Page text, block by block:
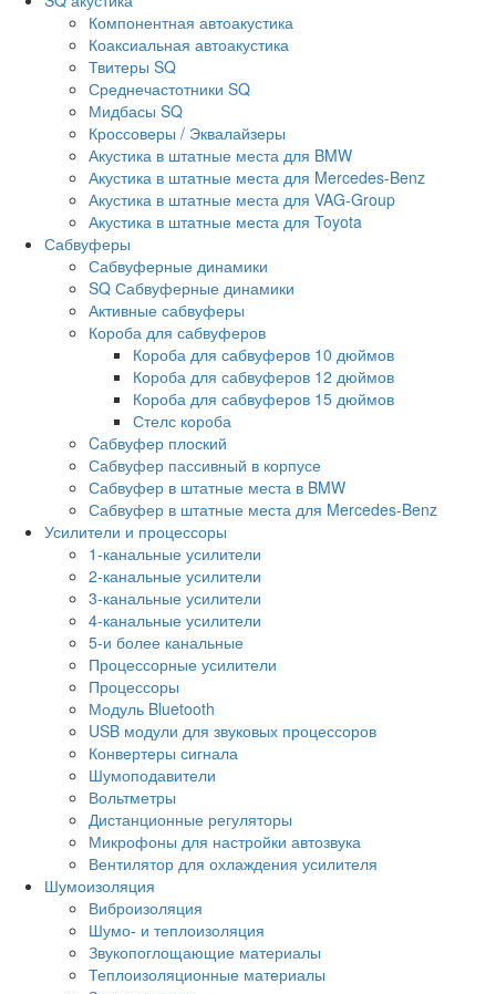
Компонентная автоакустика
Коаксиальная автоакустика
Твитеры SQ
Среднечастотники SQ
Мидбасы SQ
Кроссоверы / Эквалайзеры
Акустика в штатные места для BMW
Акустика в штатные места для Mercedes-Benz
Акустика в штатные места для VAG-Group
Акустика в штатные места для Toyota
Сабвуферы
Сабвуферные динамики
SQ Сабвуферные динамики
Активные сабвуферы
Короба для сабвуферов
Короба для сабвуферов 10 дюймов
Короба для сабвуферов 12 дюймов
Короба для сабвуферов 15 дюймов
Стелс короба
Cабвуфер плоский
Сабвуфер пассивный в корпусе
Сабвуфер в штатные места в BMW
Сабвуфер в штатные места для Mercedes-Benz
Усилители и процессоры
1-канальные усилители
2-канальные усилители
3-канальные усилители
4-канальные усилители
5-и более канальные
Процессорные усилители
Процессоры
Модуль Bluetooth
USB модули для звуковых процессоров
Конвертеры сигнала
Шумоподавители
Вольтметры
Дистанционные регуляторы
Микрофоны для настройки автозвука
Вентилятор для охлаждения усилителя
Шумоизоляция
Виброизоляция
Шумо- и теплоизоляция
Звукопоглощающие материалы
Теплоизоляционные материалы